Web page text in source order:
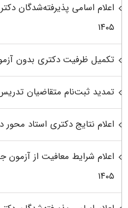
اعلام اسامی پذیرفته‌شدگان
۱۴۰۵
تکمیل ظرفیت دکتری بدون آزمون
تمدید ثبت‌نام متقاضیان تدریس
اعلام نتایج دکتری استاد محور
اعلام شرایط معافیت از
۱۴۰۵